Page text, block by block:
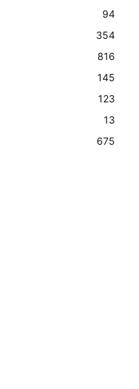
94
354
816
145
123
13
675